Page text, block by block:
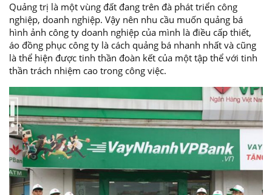
Quảng trị là một vùng đất đang trên đà phát triển công
nghiệp, doanh nghiệp. Vậy nên nhu cầu muốn quảng bá
hình ảnh công ty doanh nghiệp của mình là điều cấp thiết,
áo đồng phục công ty là cách quảng bá nhanh nhất và cũng
là thể hiện được tinh thần đoàn kết của một tập thể với tinh
thần trách nhiệm cao trong công việc.